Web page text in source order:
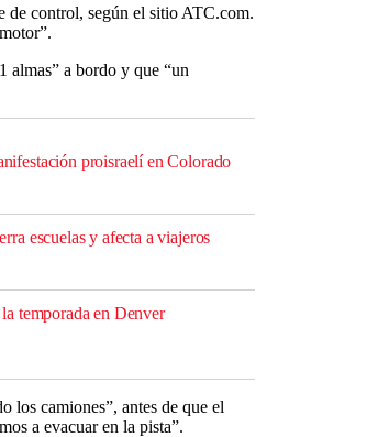
de control, según el sitio ATC.com.
almas” a bordo y que “un
proisraelí en Colorado
escuelas y afecta a viajeros
temporada en Denver
los camiones”, antes de que el
a evacuar en la pista”.